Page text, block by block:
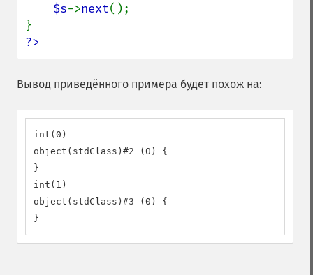
$s->next();
?>
Вывод приведённого примера будет похож на:
int(0)
object(stdClass)#2 (0) {
}
int(1)
object(stdClass)#3 (0) {
}